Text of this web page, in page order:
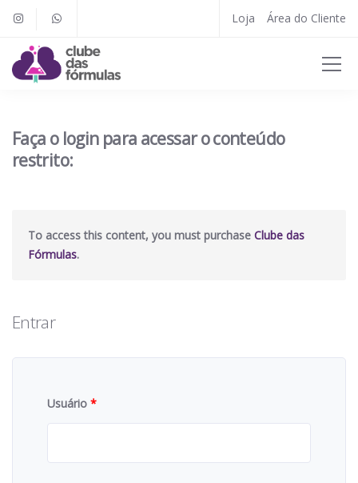
Loja Área do Cliente
Faça o login para acessar o conteúdo
restrito:
To access this content, you must purchase Clube das
Fórmulas.
Entrar
Usuário *